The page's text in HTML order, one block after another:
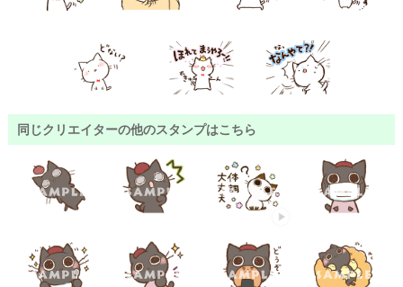
同じクリエイターの他のスタンプはこちら